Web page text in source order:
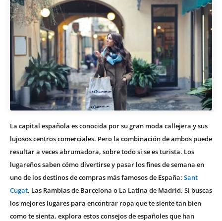
La capital española es conocida por su gran moda callejera y sus
lujosos centros comerciales. Pero la combinación de ambos puede
resultar a veces abrumadora, sobre todo si se es turista. Los
lugareños saben cómo divertirse y pasar los fines de semana en
uno de los destinos de compras más famosos de España: Sant
Cugat, Las Ramblas de Barcelona o La Latina de Madrid. Si buscas
los mejores lugares para encontrar ropa que te siente tan bien
como te sienta, explora estos consejos de españoles que han